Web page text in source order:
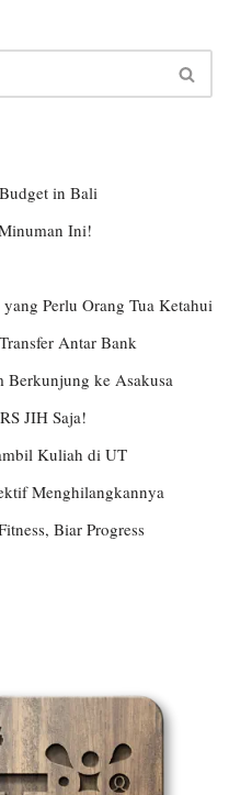
in Bali
Ini!
Perlu Orang Tua Ketahui
Antar Bank
Berkunjung ke Asakusa
JIH Saja!
Kuliah di UT
Menghilangkannya
Biar Progress